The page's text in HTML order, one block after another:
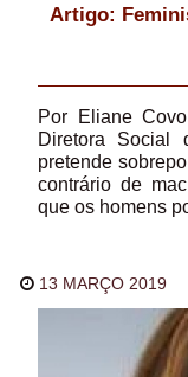
Artigo:
Por Eliane
Diretora Social
pretende
contrário de
que os homens
13 MARÇO 2019